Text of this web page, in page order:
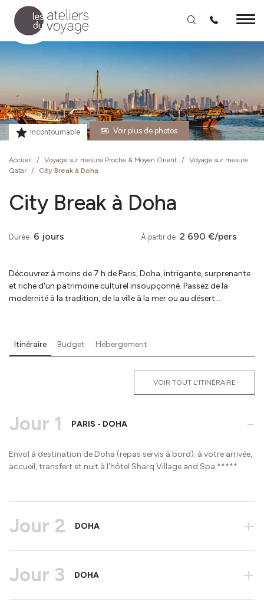
Aller au contenu principal
Incontournable Voir plus de photos
Accueil / Voyage sur mesure Proche & Moyen Orient / Voyage sur mesure
Qatar / City Break à Doha
City Break à Doha
Durée 6 jours À partir de 2 690 €/pers
Découvrez à moins de 7 h de Paris, Doha, intrigante, surprenante
et riche d'un patrimoine culturel insoupçonné. Passez de la
modernité à la tradition, de la ville à la mer ou au désert...
Itinéraire Budget Hébergement
VOIR TOUT L'ITINÉRAIRE
Jour 1 PARIS - DOHA -
Envol à destination de Doha (repas servis à bord). à votre arrivée,
accueil, transfert et nuit à l’hôtel Sharq Village and Spa *****.
Jour 2 DOHA +
Jour 3 DOHA +